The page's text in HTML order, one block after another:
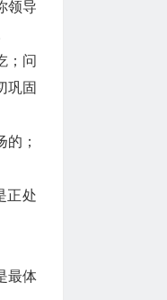
领导
；问
巩固
；
正处
最体